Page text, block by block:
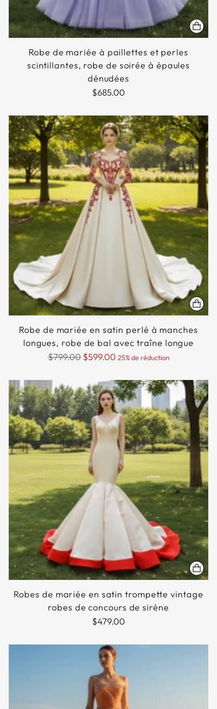
Robe de mariée à paillettes et perles
scintillantes, robe de soirée à épaules
dénudées
$685.00
Robe de mariée en satin perlé à manches
longues, robe de bal avec traîne longue
Prix
$799.00 $599.00 25% de réduction
Robes de mariée en satin trompette vintage
robes de concours de sirène
$479.00